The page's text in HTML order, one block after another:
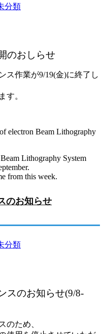
分類
のおしらせ
ス作業が9/19(金)に終了し
す。
electron Beam Lithography
Lithography System
from this week.
のお知らせ
分類
スのお知らせ(9/8-
のため、